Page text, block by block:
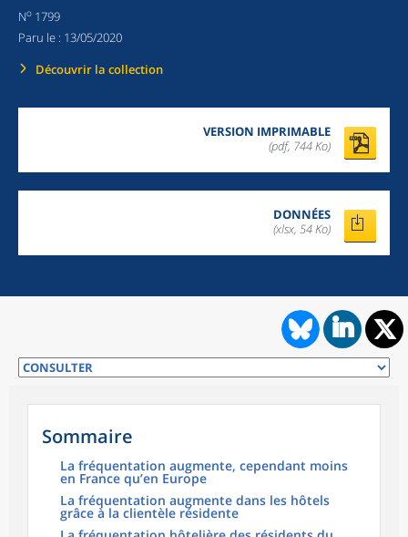
No 1799
Paru le : 13/05/2020
Découvrir la collection
VERSION IMPRIMABLE
(pdf, 744 Ko)
DONNÉES
(xlsx, 54 Ko)
Sommaire
La fréquentation augmente, cependant moins
en France qu’en Europe
La fréquentation augmente dans les hôtels
grâce à la clientèle résidente